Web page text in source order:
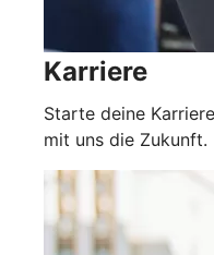
Karriere
Starte deine
mit uns die Zukunft.